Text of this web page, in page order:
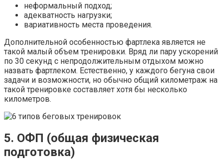
неформальный подход;
адекватность нагрузки;
вариативность места проведения.
Дополнительной особенностью фартлека является не
такой малый объем тренировки. Вряд ли пару ускорений
по 30 секунд с непродолжительным отдыхом можно
назвать фартлеком. Естественно, у каждого бегуна свои
задачи и возможности, но обычно общий километраж на
такой тренировке составляет хотя бы несколько
километров.
5. ОФП (общая физическая
подготовка)